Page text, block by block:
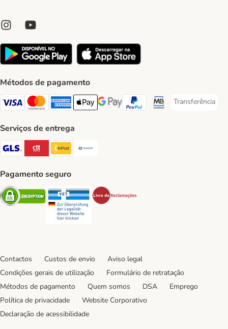
Métodos de pagamento
Visa Payment Method
Mastercard Payment Method
American Express Payment Method
Apple Pay Payment Method
Google Pay Payment Method
PayPal Payment Method
Multibanco Payment
Transferência
Transferência
Serviços de entrega
GLS Shipping Method
CTTExpress Shipping Method
InPost Shipping Method
Pagamento seguro
Security Security
Contactos Custos de envio
Aviso legal
Condições gerais de utilização
Formulário de retratação
Métodos de pagamento
Quem somos DSA
Emprego
Política de privacidade
Website Corporativo
Declaração de acessibilidade